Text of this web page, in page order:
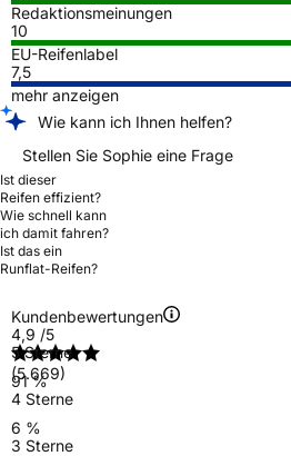
Redaktionsmeinungen
10
EU-Reifenlabel
7,5
mehr anzeigen
Wie kann ich Ihnen helfen?
Stellen Sie Sophie eine Frage
Ist dieser
Reifen effizient?
Wie schnell kann
ich damit fahren?
Ist das ein
Runflat-Reifen?
Kundenbewertungen
4,9 /5
(5.669)
5 Sterne
91 %
4 Sterne
6 %
3 Sterne